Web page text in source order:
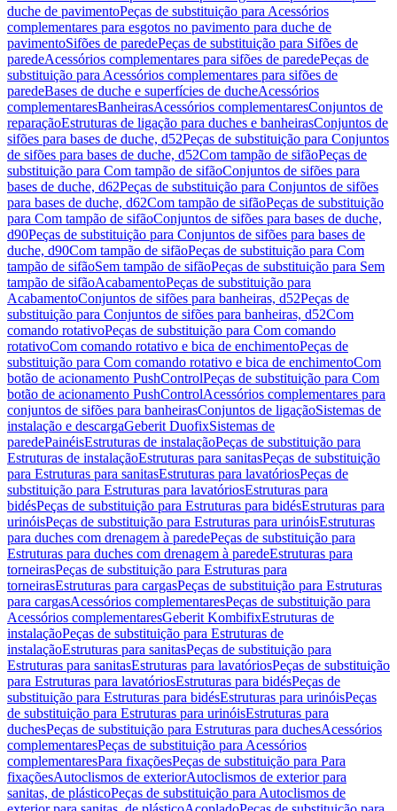
duche de pavimentoPeças de substituição para Acessórios
complementares para esgotos no pavimento para duche de
pavimentoSifões de paredePeças de substituição para Sifões de
paredeAcessórios complementares para sifões de paredePeças de
substituição para Acessórios complementares para sifões de
paredeBases de duche e superfícies de ducheAcessórios
complementaresBanheirasAcessórios complementaresConjuntos de
reparaçãoEstruturas de ligação para duches e banheirasConjuntos de
sifões para bases de duche, d52Peças de substituição para Conjuntos
de sifões para bases de duche, d52Com tampão de sifãoPeças de
substituição para Com tampão de sifãoConjuntos de sifões para
bases de duche, d62Peças de substituição para Conjuntos de sifões
para bases de duche, d62Com tampão de sifãoPeças de substituição
para Com tampão de sifãoConjuntos de sifões para bases de duche,
d90Peças de substituição para Conjuntos de sifões para bases de
duche, d90Com tampão de sifãoPeças de substituição para Com
tampão de sifãoSem tampão de sifãoPeças de substituição para Sem
tampão de sifãoAcabamentoPeças de substituição para
AcabamentoConjuntos de sifões para banheiras, d52Peças de
substituição para Conjuntos de sifões para banheiras, d52Com
comando rotativoPeças de substituição para Com comando
rotativoCom comando rotativo e bica de enchimentoPeças de
substituição para Com comando rotativo e bica de enchimentoCom
botão de acionamento PushControlPeças de substituição para Com
botão de acionamento PushControlAcessórios complementares para
conjuntos de sifões para banheirasConjuntos de ligaçãoSistemas de
instalação e descargaGeberit DuofixSistemas de
paredePainéisEstruturas de instalaçãoPeças de substituição para
Estruturas de instalaçãoEstruturas para sanitasPeças de substituição
para Estruturas para sanitasEstruturas para lavatóriosPeças de
substituição para Estruturas para lavatóriosEstruturas para
bidésPeças de substituição para Estruturas para bidésEstruturas para
urinóisPeças de substituição para Estruturas para urinóisEstruturas
para duches com drenagem à paredePeças de substituição para
Estruturas para duches com drenagem à paredeEstruturas para
torneirasPeças de substituição para Estruturas para
torneirasEstruturas para cargasPeças de substituição para Estruturas
para cargasAcessórios complementaresPeças de substituição para
Acessórios complementaresGeberit KombifixEstruturas de
instalaçãoPeças de substituição para Estruturas de
instalaçãoEstruturas para sanitasPeças de substituição para
Estruturas para sanitasEstruturas para lavatóriosPeças de substituição
para Estruturas para lavatóriosEstruturas para bidésPeças de
substituição para Estruturas para bidésEstruturas para urinóisPeças
de substituição para Estruturas para urinóisEstruturas para
duchesPeças de substituição para Estruturas para duchesAcessórios
complementaresPeças de substituição para Acessórios
complementaresPara fixaçõesPeças de substituição para Para
fixaçõesAutoclismos de exteriorAutoclismos de exterior para
sanitas, de plásticoPeças de substituição para Autoclismos de